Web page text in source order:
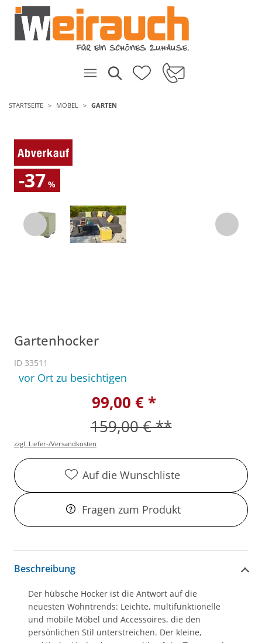
STARTSEITE MÖBEL GARTEN
-37 %
Gartenhocker
ID 33511
vor Ort zu besichtigen
99,00 € *
159,00 € **
zzgl. Liefer-/Versandkosten
Auf die Wunschliste
Fragen zum Produkt
Beschreibung
Der hübsche Hocker ist die Antwort auf die
neuesten Wohntrends: Leichte, multifunktionelle
und mobile Möbel und Accessoires, die den
persönlichen Stil unterstreichen. Der kleine,